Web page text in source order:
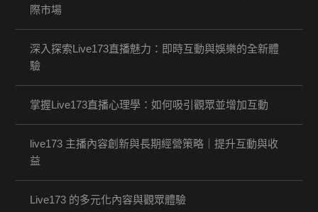
際市場
深入探索Live173直播魅力：即時互動與娛樂的全新體
驗
掌握Live173直播心理學：如何吸引觀眾並增加互動
live173 主播內容創新與長期經營策略｜提升互動與收
益
Live173 的多元化內容與觀眾體驗